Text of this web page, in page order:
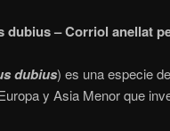
dubius – Corriol anellat
dubius) es una especie
y Asia Menor que